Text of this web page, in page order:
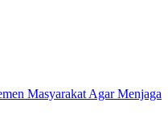
Masyarakat Agar Menjaga